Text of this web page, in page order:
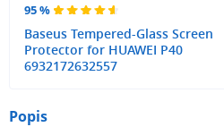
95 %
Baseus Tempered-Glass Screen
Protector for HUAWEI P40
6932172632557
Popis